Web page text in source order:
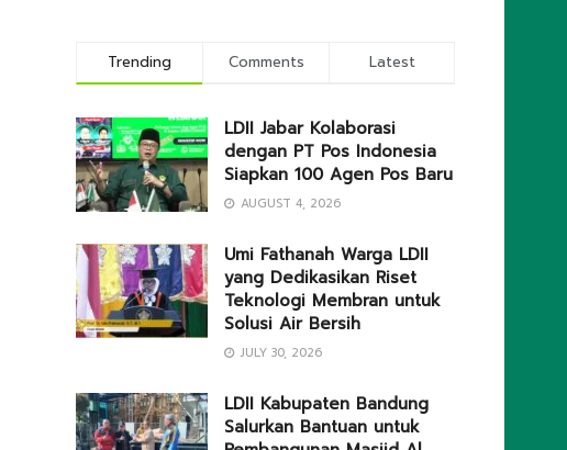
Trending Comments Latest
LDII Jabar Kolaborasi
dengan PT Pos Indonesia
Siapkan 100 Agen Pos Baru
AUGUST 4, 2026
Umi Fathanah Warga LDII
yang Dedikasikan Riset
Teknologi Membran untuk
Solusi Air Bersih
JULY 30, 2026
LDII Kabupaten Bandung
Salurkan Bantuan untuk